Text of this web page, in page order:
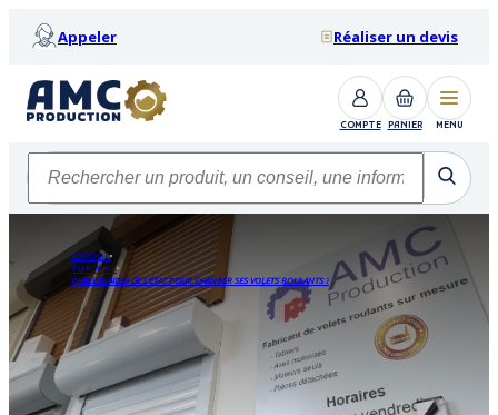
Appeler Réaliser un devis
COMPTE PANIER MENU
ACCUEIL
TUTORIEL
QUELLES AIDES DE L’ÉTAT POUR CHANGER SES VOLETS ROULANTS ?